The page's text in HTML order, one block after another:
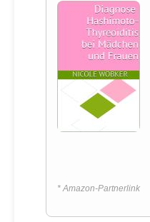
* Amazon-Partnerlink